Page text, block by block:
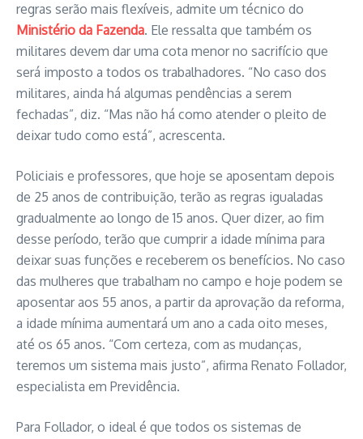
regras serão mais flexíveis, admite um técnico do
Ministério da Fazenda. Ele ressalta que também os
militares devem dar uma cota menor no sacrifício que
será imposto a todos os trabalhadores. “No caso dos
militares, ainda há algumas pendências a serem
fechadas”, diz. “Mas não há como atender o pleito de
deixar tudo como está”, acrescenta.
Policiais e professores, que hoje se aposentam depois
de 25 anos de contribuição, terão as regras igualadas
gradualmente ao longo de 15 anos. Quer dizer, ao fim
desse período, terão que cumprir a idade mínima para
deixar suas funções e receberem os benefícios. No caso
das mulheres que trabalham no campo e hoje podem se
aposentar aos 55 anos, a partir da aprovação da reforma,
a idade mínima aumentará um ano a cada oito meses,
até os 65 anos. “Com certeza, com as mudanças,
teremos um sistema mais justo”, afirma Renato Follador,
especialista em Previdência.
Para Follador, o ideal é que todos os sistemas de